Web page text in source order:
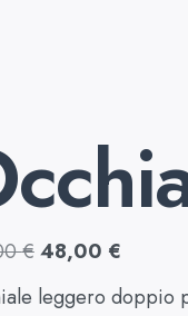
€48,00 €
leggero doppio